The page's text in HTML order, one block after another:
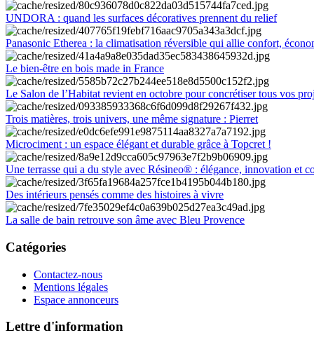
UNDORA : quand les surfaces décoratives prennent du relief
Panasonic Etherea : la climatisation réversible qui allie confort,
Le bien-être en bois made in France
Le Salon de l’Habitat revient en octobre pour concrétiser tous vos
Trois matières, trois univers, une même signature : Pierret
Microciment : un espace élégant et durable grâce à Topcret !
Une terrasse qui a du style avec Résineo® : élégance, innovation et
Des intérieurs pensés comme des histoires à vivre
La salle de bain retrouve son âme avec Bleu Provence
Catégories
Contactez-nous
Mentions légales
Espace annonceurs
Lettre d'information